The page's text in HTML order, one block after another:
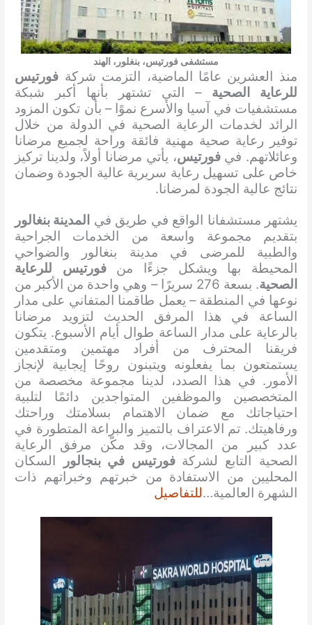
مستشفى فورتيس، بنغلور، الهند
منذ العشرين عامًا الماضية، التزمت شركة فورتيس
للرعاية الصحية – التي تشتهر بأنها أكبر شبكة
مستشفيات في آسيا والأسرع نموًا – بأن تكون المزود
الرائد لخدمات الرعاية الصحية في الدولة من خلال
توفير رعاية صحية مهنية فائقة وراحة لجميع مرضانا
وعائلاتهم. فيفورتيس، يأتي مرضانا أولاً، ولدينا تركيز
خاص على تسهيل رعاية سريرية عالية الجودة وضمان
نتائج عالية الجودة لمرضانا.
يشتهر مستشفانا الواقع في طريق في المدينة بنغالور
بتقديم مجموعة واسعة من الخدمات الجراحية
والطبية للمرضى في مدينة بنغالور والضواحي
المحيطة بها ويشكل جزءًا منفورتيس
للرعاية
الصحية
. بسعة 276 سريرًا – وهي واحدة من الأكبر من
نوعها في المنطقة – يعمل طاقمنا المتفاني على مدار
الساعة في هذا المرفق الحديث لتزويد مرضانا
بالرعاية على مدار الساعة طوال أيام الأسبوع. يتكون
فريقنا المحترف من أفراد مهتمين ومتقدمين
يستمتعون بما يفعلونه ويتبنون روحًا إيجابية لإنجاز
الأمور. في هذا الصدد، لدينا مجموعة مخصصة من
المتخصصين والموظفين المتواجدين دائمًا لتلبية
احتياجاتك مع ضمان الاهتمام بسلامتك وراحتك
ورفاهيتك. تم الاعتراف بالتميز والبراعة المتطورة في
عدد كبير من المجالات، وقد مكّن مرفق الرعاية
الصحية التابع لشركة فورتيس في بنجالور
السكان
المحليين من الاستفادة من خبرتهم وخبراتهم ذات
الشهرة العالمية…للتفاصيل